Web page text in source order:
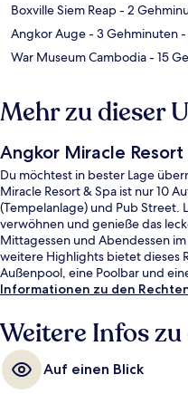
Boxville Siem Reap- 2
Angkor Auge- 3 Gehminuten-
War Museum Cambodia- 15
Mehr zu dieser
Angkor Miracle Resort
Du möchtest in bester Lage
Miracle Resort & Spa ist nur 10
(Tempelanlage) und Pub Street.
verwöhnen und genieße das
Mittagessen und Abendessen
weitere Highlights bietet dieses
Außenpool, eine Poolbar und
Informationen zu den
Weitere Infos
Auf einen Blick